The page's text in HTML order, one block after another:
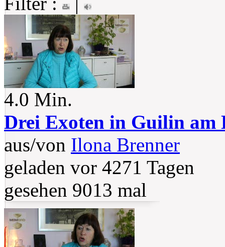
4.0 Min.
Drei Exoten in Guilin am
aus/von Ilona Brenner
geladen vor 4271 Tagen
gesehen 9013 mal